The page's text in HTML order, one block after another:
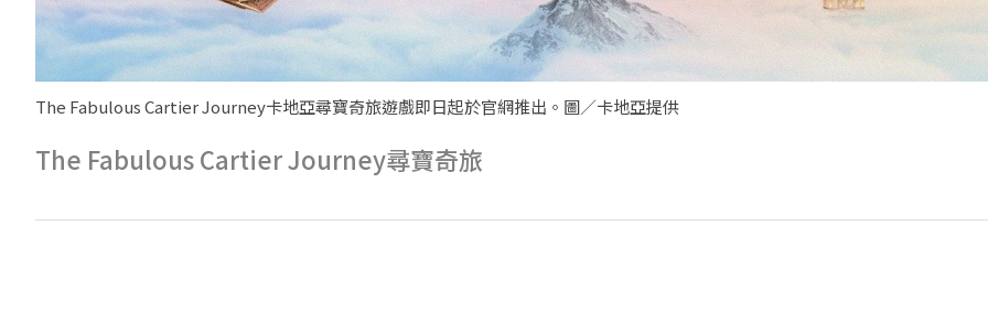
The Fabulous Cartier Journey卡地亞尋寶奇旅遊戲即日起於官網推出。圖／卡地亞提供
The Fabulous Cartier Journey尋寶奇旅